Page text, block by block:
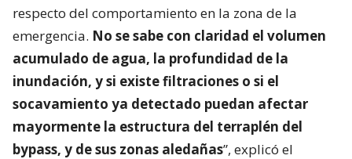
respecto del comportamiento en la zona de la
emergencia. No se sabe con claridad el volumen
acumulado de agua, la profundidad de la
inundación, y si existe filtraciones o si el
socavamiento ya detectado puedan afectar
mayormente la estructura del terraplén del
bypass, y de sus zonas aledañas”, explicó el